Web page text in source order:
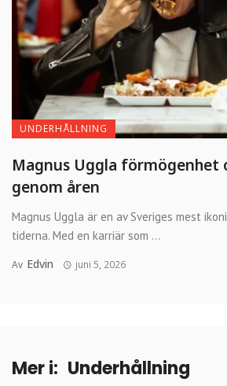
UNDERHÅLLNING
Magnus Uggla förmögenhet
genom åren
Magnus Uggla är en av Sveriges mest
tiderna. Med en karriär som ...
Av Edvin juni 5, 2026
Mer i: Underhållning